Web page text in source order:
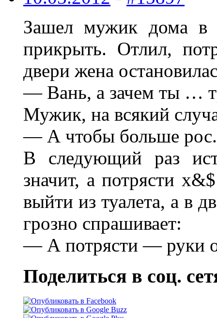
Зашел мужик дома в
прикрыть. Отлил,
двери жена
— Вань, а зачем ты …
Мужик, на всякий
— А чтобы больше рос.
В следующий раз
значит, а потрясти
выйти из туалета, а в
грозно спрашивает:
— А потрясти — руки
Поделиться в соц.